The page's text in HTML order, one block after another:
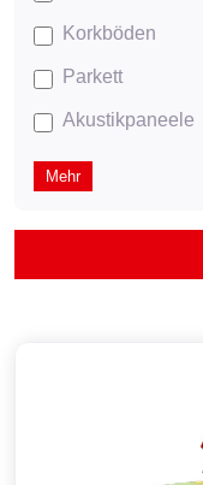
Korkböden
Parkett
Akustikpaneele
Mehr